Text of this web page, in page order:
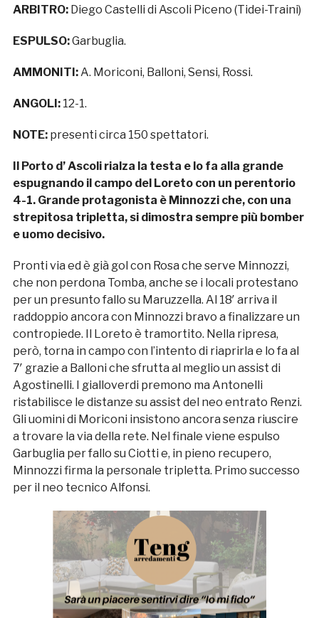
ARBITRO: Diego Castelli di Ascoli Piceno (Tidei-Traini)
ESPULSO:Garbuglia.
AMMONITI: A. Moriconi, Balloni, Sensi, Rossi.
ANGOLI: 12-1.
NOTE: presenti circa 150 spettatori.
Il Porto d’ Ascoli rialza la testa e lo fa alla grande
espugnando il campo del Loreto con un perentorio
4-1. Grande protagonista è Minnozzi che, con una
strepitosa tripletta, si dimostra sempre più bomber
e uomo decisivo.
Pronti via ed è già gol con Rosa che serve Minnozzi,
che non perdona Tomba, anche se i locali protestano
per un presunto fallo su Maruzzella. Al 18′ arriva il
raddoppio ancora con Minnozzi bravo a finalizzare un
contropiede. Il Loreto è tramortito. Nella ripresa,
però, torna in campo con l’intento di riaprirla e lo fa al
7′ grazie a Balloni che sfrutta al meglio un assist di
Agostinelli. I gialloverdi premono ma Antonelli
ristabilisce le distanze su assist del neo entrato Renzi.
Gli uomini di Moriconi insistono ancora senza riuscire
a trovare la via della rete. Nel finale viene espulso
Garbuglia per fallo su Ciotti e, in pieno recupero,
Minnozzi firma la personale tripletta. Primo successo
per il neo tecnico Alfonsi.